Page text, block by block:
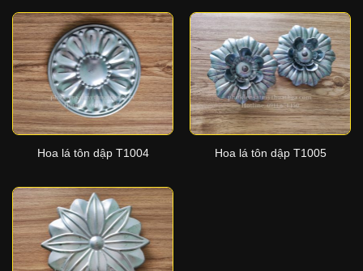
Hoa lá tôn dập T1004 Hoa lá tôn dập T1005